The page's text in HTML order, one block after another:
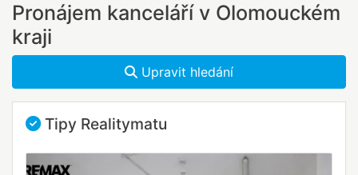
Pronájem kanceláří v Olomouckém
kraji
Upravit hledání
Tipy Realitymatu